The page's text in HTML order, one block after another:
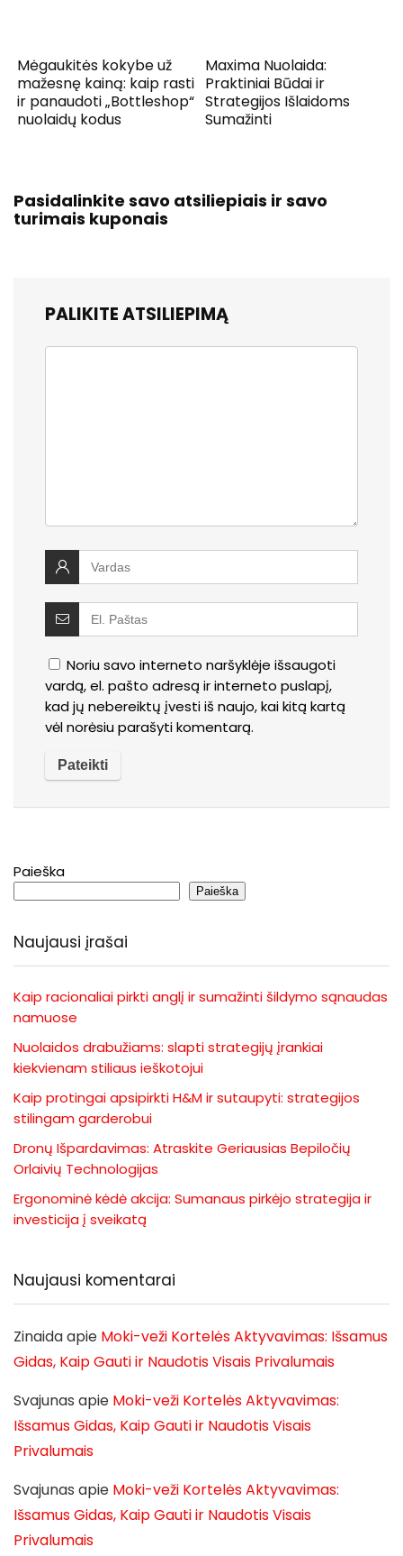
Mėgaukitės kokybe už
mažesnę kainą: kaip rasti
ir panaudoti „Bottleshop“
nuolaidų kodus
Maxima Nuolaida:
Praktiniai Būdai ir
Strategijos Išlaidoms
Sumažinti
Pasidalinkite savo atsiliepiais ir savo
turimais kuponais
PALIKITE ATSILIEPIMĄ
Noriu savo interneto naršyklėje išsaugoti
vardą, el. pašto adresą ir interneto puslapį,
kad jų nebereiktų įvesti iš naujo, kai kitą kartą
vėl norėsiu parašyti komentarą.
Paieška
Paieška
Naujausi įrašai
Kaip racionaliai pirkti anglį ir sumažinti šildymo sąnaudas
namuose
Nuolaidos drabužiams: slapti strategijų įrankiai
kiekvienam stiliaus ieškotojui
Kaip protingai apsipirkti H&M ir sutaupyti: strategijos
stilingam garderobui
Dronų Išpardavimas: Atraskite Geriausias Bepiločių
Orlaivių Technologijas
Ergonominė kėdė akcija: Sumanaus pirkėjo strategija ir
investicija į sveikatą
Naujausi komentarai
Zinaidaapie Moki-veži Kortelės Aktyvavimas: Išsamus
Gidas, Kaip Gauti ir Naudotis Visais Privalumais
Svajunas apie Moki-veži Kortelės Aktyvavimas:
Išsamus Gidas, Kaip Gauti ir Naudotis Visais
Privalumais
Svajunas apie Moki-veži Kortelės Aktyvavimas:
Išsamus Gidas, Kaip Gauti ir Naudotis Visais
Privalumais